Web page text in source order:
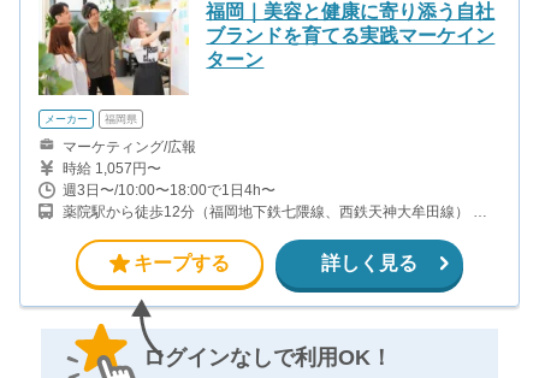
福岡｜美容と健康に寄り添う自社
ブランドを育てる実践マーケイン
ターン
メーカー 福岡県
マーケティング/広報
時給 1,057円〜
週3日〜/10:00〜18:00で1日4h〜
薬院駅から徒歩12分（福岡地下鉄七隈線、西鉄天神大牟田線） 渡
キープする 詳しく見る
ログインなしで利用OK！